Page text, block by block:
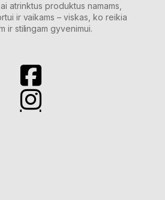
atrinktus produktus namams,
ir vaikams – viskas, ko reikia
ir stilingam gyvenimui.